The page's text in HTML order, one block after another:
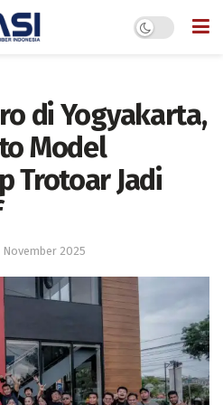
di Yogyakarta,
Model
Trotoar Jadi
November 2025